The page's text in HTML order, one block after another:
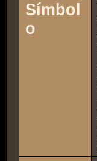
Símbol
o